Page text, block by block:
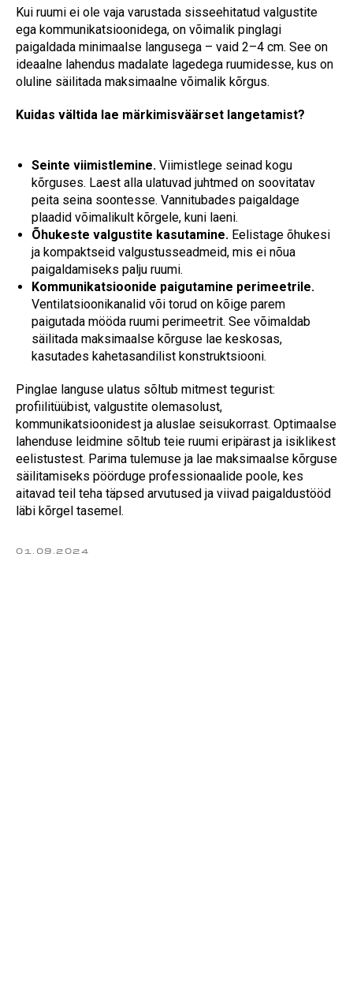
Kui ruumi ei ole vaja varustada sisseehitatud valgustite
ega kommunikatsioonidega, on võimalik pinglagi
paigaldada minimaalse langusega – vaid 2–4 cm. See on
ideaalne lahendus madalate lagedega ruumidesse, kus on
oluline säilitada maksimaalne võimalik kõrgus.
Kuidas vältida lae märkimisväärset langetamist?
Seinte viimistlemine. Viimistlege seinad kogu
kõrguses. Laest alla ulatuvad juhtmed on soovitatav
peita seina soontesse. Vannitubades paigaldage
plaadid võimalikult kõrgele, kuni laeni.
Õhukeste valgustite kasutamine. Eelistage õhukesi
ja kompaktseid valgustusseadmeid, mis ei nõua
paigaldamiseks palju ruumi.
Kommunikatsioonide paigutamine perimeetrile.
Ventilatsioonikanalid või torud on kõige parem
paigutada mööda ruumi perimeetrit. See võimaldab
säilitada maksimaalse kõrguse lae keskosas,
kasutades kahetasandilist konstruktsiooni.
Pinglae languse ulatus sõltub mitmest tegurist:
profiilitüübist, valgustite olemasolust,
kommunikatsioonidest ja aluslae seisukorrast. Optimaalse
lahenduse leidmine sõltub teie ruumi eripärast ja isiklikest
eelistustest. Parima tulemuse ja lae maksimaalse kõrguse
säilitamiseks pöörduge professionaalide poole, kes
aitavad teil teha täpsed arvutused ja viivad paigaldustööd
läbi kõrgel tasemel.
01.09.2024
jääb hind muutumatuks
Arvutage pinglae hind
veebis